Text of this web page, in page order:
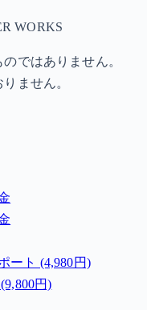
WORKS
ではありません。
ません。
ート (4,980円)
円)